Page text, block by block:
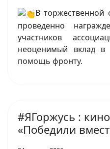
В торжественной
проведенно
участников
неоценимый вклад в
помощь фронту.
#ЯГоржусь :
«Победили